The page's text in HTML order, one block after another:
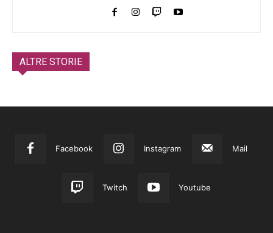
ALTRE STORIE
Facebook Instagram Mail
Twitch Youtube